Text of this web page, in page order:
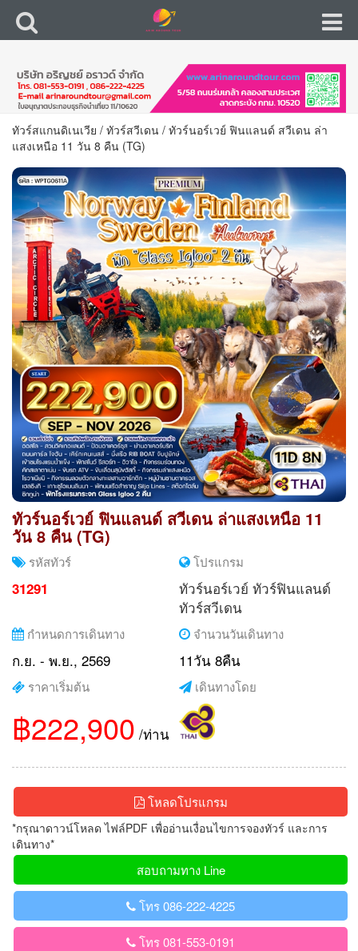
ทัวร์สแกนดิเนเวีย / ทัวร์สวีเดน / ทัวร์นอร์เวย์ ฟินแลนด์ สวีเดน ล่า
แสงเหนือ 11 วัน 8 คืน (TG)
ทัวร์นอร์เวย์ ฟินแลนด์ สวีเดน ล่าแสงเหนือ 11
วัน 8 คืน (TG)
รหัสทัวร์
31291
โปรแกรม
ทัวร์นอร์เวย์ ทัวร์ฟินแลนด์
ทัวร์สวีเดน
กำหนดการเดินทาง
ก.ย. - พ.ย., 2569
จำนวนวันเดินทาง
11วัน 8คืน
ราคาเริ่มต้น
฿222,900 /ท่าน
เดินทางโดย
โหลดโปรแกรม
*กรุณาดาวน์โหลด ไฟล์PDF เพื่ออ่านเงื่อนไขการจองทัวร์ และการ
เดินทาง*
สอบถามทาง Line
โทร 086-222-4225
โทร 081-553-0191